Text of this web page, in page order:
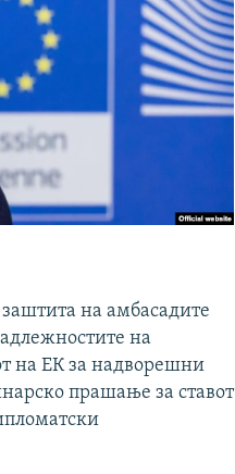
на амбасадите
на
на ЕК за надворешни
прашање за ставот